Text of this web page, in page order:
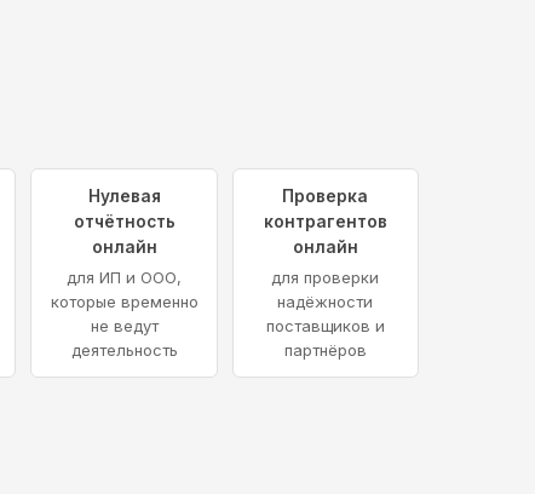
Нулевая
отчётность
онлайн
для ИП и ООО,
которые временно
не ведут
деятельность
Проверка
контрагентов
онлайн
для проверки
надёжности
поставщиков и
партнёров